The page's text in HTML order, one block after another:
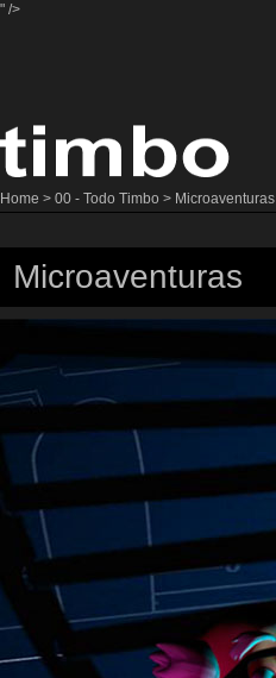
" />
Home > 00 - Todo Timbo > Microaventuras
Microaventuras